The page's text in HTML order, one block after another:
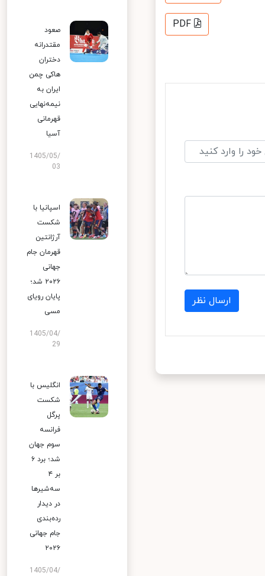
PDF
ارسال نظر
صعود
مقتدرانه
دختران
هاکی چمن
ایران به
نیمه‌نهایی
قهرمانی
آسیا
1405/05/
03
اسپانیا با
شکست
آرژانتین
قهرمان جام
جهانی
۲۰۲۶ شد؛
پایان رویای
مسی
1405/04/
29
انگلیس با
شکست
پرگل
فرانسه
سوم جهان
شد؛ برد ۶
بر ۴
سه‌شیرها
در دیدار
رده‌بندی
جام جهانی
۲۰۲۶
1405/04/